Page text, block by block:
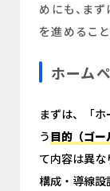
めにも、ま
を進めるこ
ホーム
まずは、「
う目的（ゴ
て内容は異
構成・導線設